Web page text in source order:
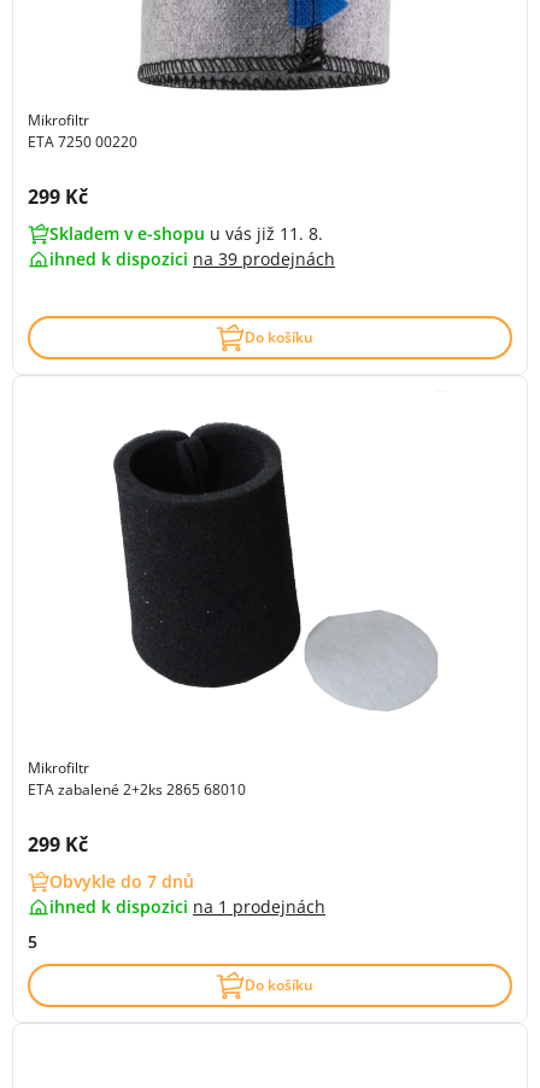
Mikrofiltr
ETA 7250 00220
Cena s DPH:
299 Kč
Skladem v e-shopu u vás již 11. 8.
ihned k dispozici na 39 prodejnách
Do košíku
Mikrofiltr
ETA zabalené 2+2ks 2865 68010
Cena s DPH:
299 Kč
Obvykle do 7 dnů
ihned k dispozici na 1 prodejnách
5
Do košíku